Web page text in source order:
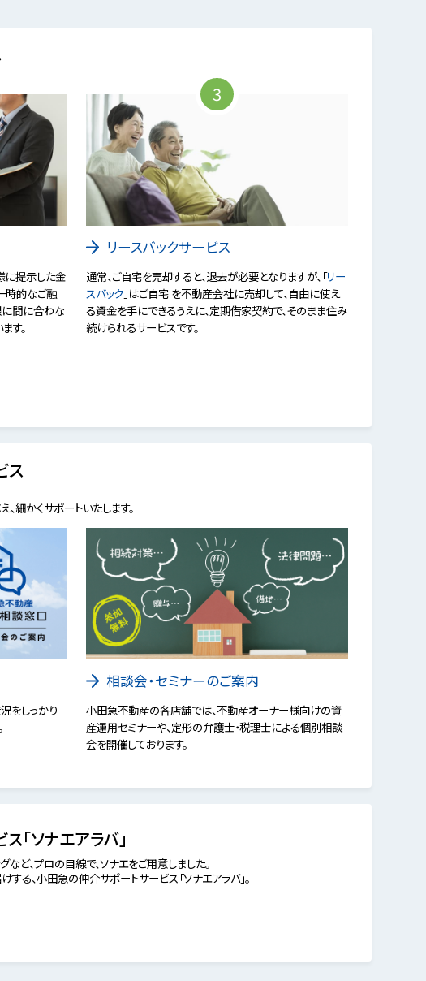
に提示した金
時的なご融
に間に合わな
す。
3
リースバックサービス
通常、ご自宅を売却すると、退去が必要となりますが、「リー
スバック」はご自宅 を不動産会社に売却して、自由に使え
る資金を手にできるうえに、定期借家契約で、そのまま住み
続けられるサービスです。
ス
細かくサポートいたします。
をしっかり
相談会・セミナーのご案内
小田急不動産の各店舗では、不動産オーナー様向けの資
産運用セミナーや、定形の弁護士・税理士による個別相談
会を開催しております。
「ソナエアラバ」
ど、プロの目線で、ソナエをご用意しました。
る、小田急の仲介サポートサービス「ソナエアラバ」。